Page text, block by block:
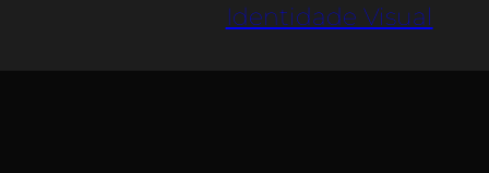
Identidade Visual